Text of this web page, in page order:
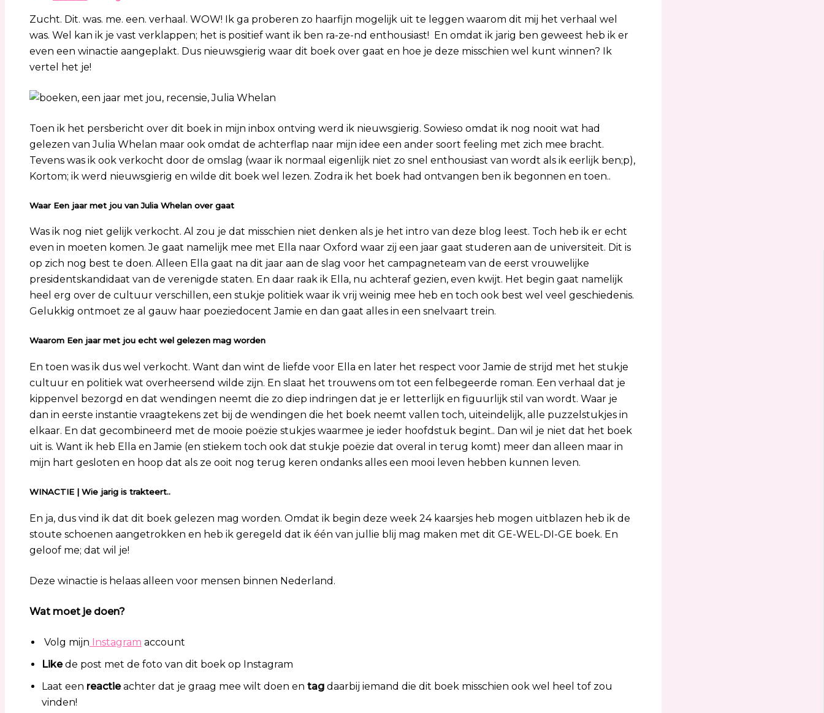
Zucht. Dit. was. me. een. verhaal. WOW! Ik ga proberen zo haarfijn mogelijk uit te leggen waarom dit mij het verhaal wel
was. Wel kan ik je vast verklappen; het is positief want ik ben ra-ze-nd enthousiast! En omdat ik jarig ben geweest heb ik er
even een winactie aangeplakt. Dus nieuwsgierig waar dit boek over gaat en hoe je deze misschien wel kunt winnen? Ik
vertel het je!
Toen ik het persbericht over dit boek in mijn inbox ontving werd ik nieuwsgierig. Sowieso omdat ik nog nooit wat had
gelezen van Julia Whelan maar ook omdat de achterflap naar mijn idee een ander soort feeling met zich mee bracht.
Tevens was ik ook verkocht door de omslag (waar ik normaal eigenlijk niet zo snel enthousiast van wordt als ik eerlijk ben;p),
Kortom; ik werd nieuwsgierig en wilde dit boek wel lezen. Zodra ik het boek had ontvangen ben ik begonnen en toen..
Waar Een jaar met jou van Julia Whelan over gaat
Was ik nog niet gelijk verkocht. Al zou je dat misschien niet denken als je het intro van deze blog leest. Toch heb ik er echt
even in moeten komen. Je gaat namelijk mee met Ella naar Oxford waar zij een jaar gaat studeren aan de universiteit. Dit is
op zich nog best te doen. Alleen Ella gaat na dit jaar aan de slag voor het campagneteam van de eerst vrouwelijke
presidentskandidaat van de verenigde staten. En daar raak ik Ella, nu achteraf gezien, even kwijt. Het begin gaat namelijk
heel erg over de cultuur verschillen, een stukje politiek waar ik vrij weinig mee heb en toch ook best wel veel geschiedenis.
Gelukkig ontmoet ze al gauw haar poeziedocent Jamie en dan gaat alles in een snelvaart trein.
Waarom Een jaar met jou echt wel gelezen mag worden
En toen was ik dus wel verkocht. Want dan wint de liefde voor Ella en later het respect voor Jamie de strijd met het stukje
cultuur en politiek wat overheersend wilde zijn. En slaat het trouwens om tot een felbegeerde roman. Een verhaal dat je
kippenvel bezorgd en dat wendingen neemt die zo diep indringen dat je er letterlijk en figuurlijk stil van wordt. Waar je
dan in eerste instantie vraagtekens zet bij de wendingen die het boek neemt vallen toch, uiteindelijk, alle puzzelstukjes in
elkaar. En dat gecombineerd met de mooie poëzie stukjes waarmee je ieder hoofdstuk begint.. Dan wil je niet dat het boek
uit is. Want ik heb Ella en Jamie (en stiekem toch ook dat stukje poëzie dat overal in terug komt) meer dan alleen maar in
mijn hart gesloten en hoop dat als ze ooit nog terug keren ondanks alles een mooi leven hebben kunnen leven.
WINACTIE | Wie jarig is trakteert..
En ja, dus vind ik dat dit boek gelezen mag worden. Omdat ik begin deze week 24 kaarsjes heb mogen uitblazen heb ik de
stoute schoenen aangetrokken en heb ik geregeld dat ik één van jullie blij mag maken met dit GE-WEL-DI-GE boek. En
geloof me; dat wil je!
Deze winactie is helaas alleen voor mensen binnen Nederland.
Wat moet je doen?
Volg mijn Instagram account
Likede post met de foto van dit boek op Instagram
Laat een reactieachter dat je graag mee wilt doen en tag daarbij iemand die dit boek misschien ook wel heel tof zou
vinden!